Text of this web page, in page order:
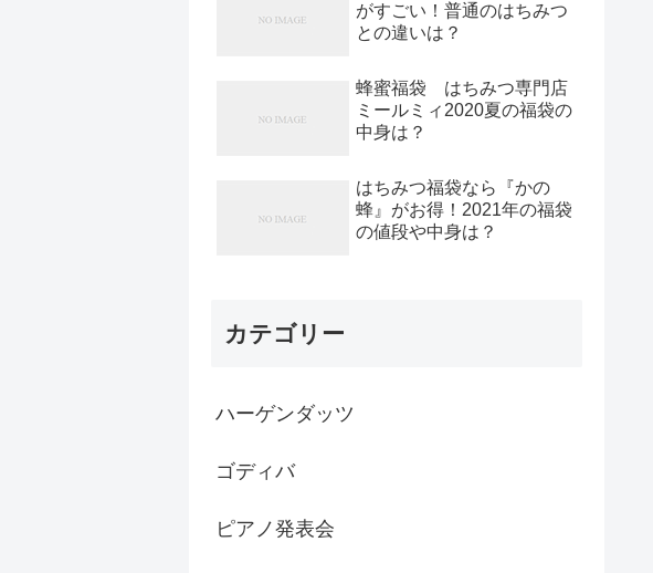
がすごい！普通のはちみつ
との違いは？
蜂蜜福袋 はちみつ専門店
ミールミィ2020夏の福袋の
中身は？
はちみつ福袋なら『かの
蜂』がお得！2021年の福袋
の値段や中身は？
カテゴリー
ハーゲンダッツ
ゴディバ
ピアノ発表会